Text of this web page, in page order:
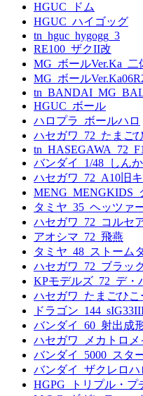
HGUC_ドム
HGUC_ハイゴッグ
tn_hguc_hygogg_3
RE100_ザクII改
MG_ボールVer.Ka_二
MG_ボール
HGUC_ボール
ハロプラ_ボールハロ
ハセガワ_72_たまご
バンダイ_1/48_しん
ハセガワ_72_A10旧
タミヤ_35_ヘッツァ
ハセガワ_72_コルセ
アオシマ_72_飛燕
タミヤ_48_ストーム
ハセガワ_72_ブラッ
KPモデルズ_72_デ・
ハセガワ_たまごひこ
ドラゴン
バンダイ_60_射出成
ハセガワ_メカトロメ
バンダイ_5000_スタ
バンダイ_ザクレロハ
HGPG_トリプル・プ